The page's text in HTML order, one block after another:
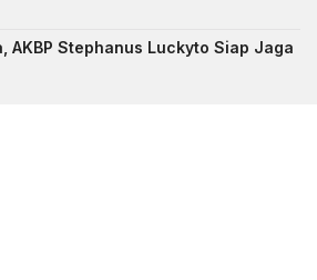
AKBP Stephanus Luckyto Siap Jaga